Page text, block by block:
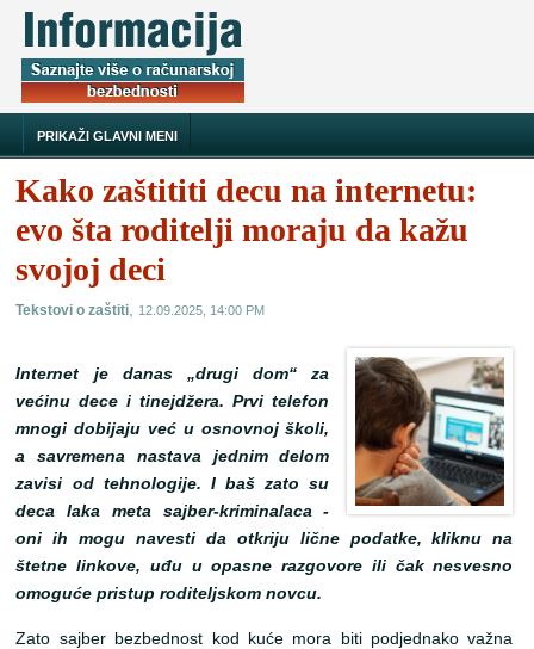
PRIKAŽI GLAVNI MENI
Kako zaštititi decu na internetu:
evo šta roditelji moraju da kažu
svojoj deci
Tekstovi o zaštiti, 12.09.2025, 14:00 PM
Internet je danas „drugi dom“ za
većinu dece i tinejdžera. Prvi telefon
mnogi dobijaju već u osnovnoj školi,
a savremena nastava jednim delom
zavisi od tehnologije. I baš zato su
deca laka meta sajber-kriminalaca -
oni ih mogu navesti da otkriju lične podatke, kliknu na
štetne linkove, uđu u opasne razgovore ili čak nesvesno
omoguće pristup roditeljskom novcu.
Zato sajber bezbednost kod kuće mora biti podjednako važna